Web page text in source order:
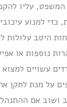
עליו
כדי למנוע
היטב עלולות
נוספות או
עשויים
על מנת לתקן
ושוב אם